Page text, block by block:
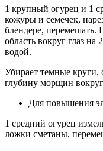
1 крупный огурец и 1
кожуры и семечек,
блендере,
область вокруг глаз
водой.
Убирает темные круги,
глубину морщин
Для повышения
1 средний огурец
ложки сметаны,